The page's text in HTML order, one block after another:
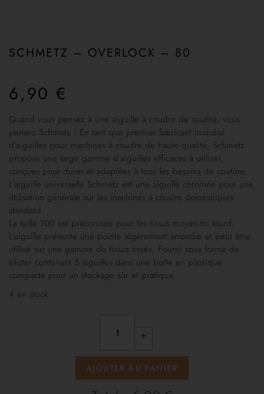
SCHMETZ – OVERLOCK – 80
6,90 €
Quand vous pensez à une aiguille à coudre de qualité, vous
pensez Schmetz ! En tant que premier fabricant mondial
d’aiguilles pour machines à coudre de haute qualité, Schmetz
propose une large gamme d’aiguilles efficaces à utiliser,
conçues pour durer et adaptées à tous les besoins de couture.
L’aiguille universelle Schmetz est une aiguille chromée pour une
utilisation générale sur les machines à coudre domestiques
standard.
La taille 100 est préconisée pour les tissus moyen-mi lourd.
L’aiguille présente une pointe légèrement arrondie et peut être
utilisé sur une gamme de tissus tissés. Fourni sous forme de
blister contenant 5 aiguilles dans une boîte en plastique
compacte pour un stockage sûr et pratique.
4 en stock
AJOUTER AU PANIER